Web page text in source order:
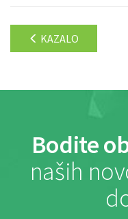
KAZALO
Bodite
naših